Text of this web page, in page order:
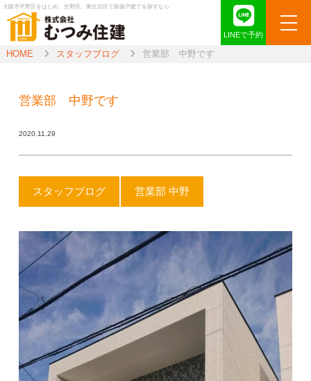
大阪市平野区をはじめ、生野区、東住吉区で新築戸建てを探すなら
LINEで予約
HOME スタッフブログ 営業部 中野です
営業部 中野です
2020.11.29
スタッフブログ 営業部 中野